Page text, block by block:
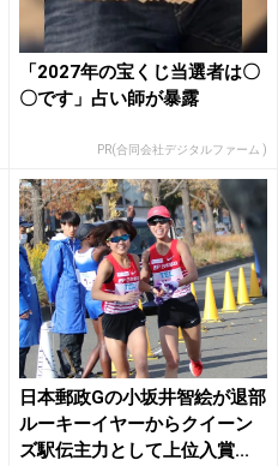
「2027年の宝くじ当選者は〇
〇です」占い師が暴露
PR(合同会社デジタルファーム )
日本郵政Gの小坂井智絵が退部
ルーキーイヤーからクイーン
ズ駅伝主力として上位入賞...